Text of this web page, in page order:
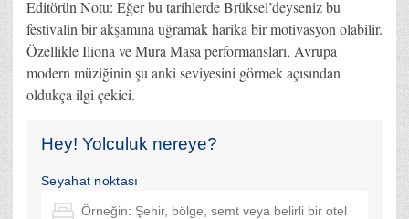
Editörün Notu: Eğer bu tarihlerde Brüksel’deyseniz bu
festivalin bir akşamına uğramak harika bir motivasyon olabilir.
Özellikle Iliona ve Mura Masa performansları, Avrupa
modern müziğinin şu anki seviyesini görmek açısından
oldukça ilgi çekici.
Hey! Yolculuk nereye?
Seyahat noktası